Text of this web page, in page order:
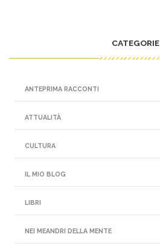
CATEGORIE
ANTEPRIMA RACCONTI
ATTUALITÀ
CULTURA
IL MIO BLOG
LIBRI
NEI MEANDRI DELLA MENTE